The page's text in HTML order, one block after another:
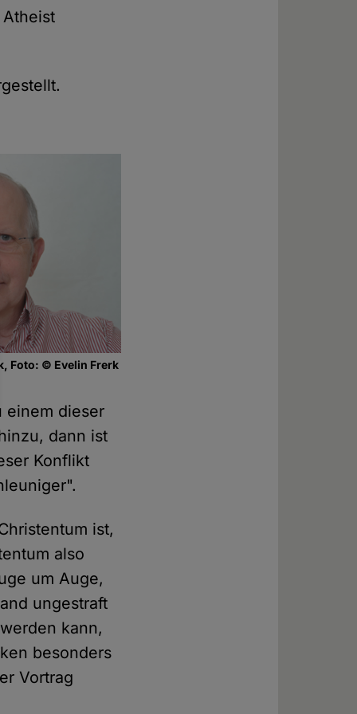
Foto: © Evelin Frerk
einem dieser
dann ist
Konflikt
ist,
also
um Auge,
ungestraft
kann,
besonders
Vortrag